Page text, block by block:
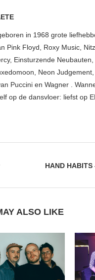
in 1968 grote
Pink Floyd, Roxy Music,
Einsturzende
Neon
Puccini en Wagner .
op de dansvloer: liefst op
HAND
ALSO LIKE